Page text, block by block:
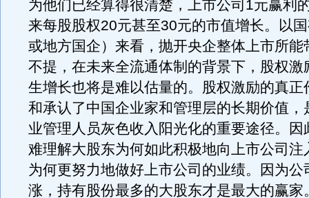
为他们已经算得很清楚，上市公司1元赢利
来每股股权20元甚至30元的市值增长。以
或地方国企）来看，抛开央企整体上市所能
不提，在未来全流通体制的背景下，股权激
生增长也将是难以估量的。股权激励的真正
和承认了中国企业家和管理层的长期价值，
业管理人员灰色收入阳光化的重要途径。因
难理解大股东为何如此积极地向上市公司注
为何更努力地做好上市公司的业绩。因为公
涨，持有股份最多的大股东才是最大的赢家